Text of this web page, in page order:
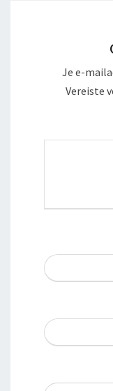
Je e-
Vereiste